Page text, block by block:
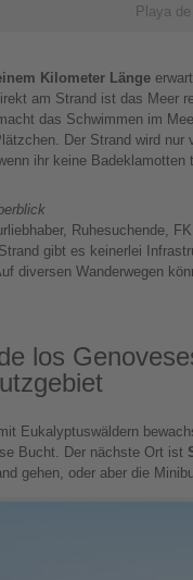
Playa
Kilometer Länge
am Strand ist das Meer
das Schwimmen im
Der Strand wird
ihr keine Badeklamotten
Ruhesuchende,
gibt es keinerlei
diversen Wanderwegen
los
Eukalyptuswäldern
Bucht. Der nächste Ort ist
gehen, oder aber die